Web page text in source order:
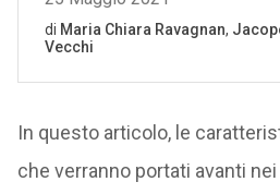
In questo articolo, le
che verranno portati avanti